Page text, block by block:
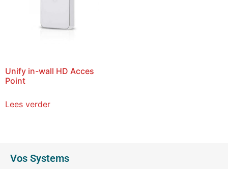
Unify in-wall HD Acces
Point
Lees verder
Vos Systems